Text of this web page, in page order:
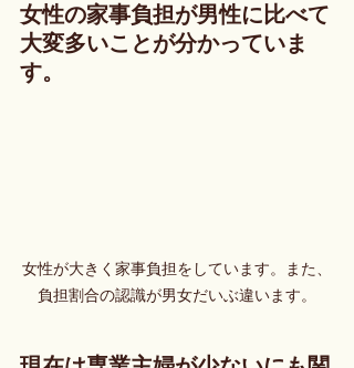
女性の家事負担が男性に比べて
大変多いことが分かっていま
す。
女性が大きく家事負担をしています。また、
負担割合の認識が男女だいぶ違います。